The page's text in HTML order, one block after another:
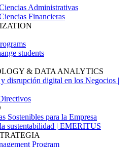
Administrativas
Financieras
students
& DATA ANALYTICS
disrupción digital en los Negocios |
Sostenibles para la Empresa
sustentabilidad | EMERITUS
Program